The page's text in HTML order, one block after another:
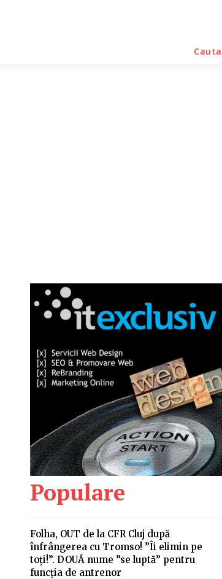
Cauta
Populare
Folha, OUT de la CFR Cluj după
înfrângerea cu Tromso! ”Îi elimin pe
toți!”. DOUĂ nume ”se luptă” pentru
funcția de antrenor